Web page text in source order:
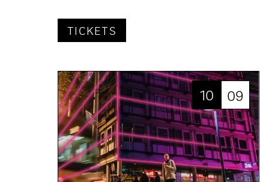
TICKETS
10 09